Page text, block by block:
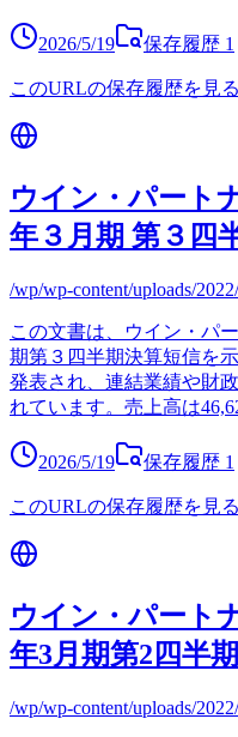
2026/5/19 保存履歴 1
このURLの保存履歴を見る
ウイン・パート
年３月期 第３四
/wp/wp-content/uploads/
この文書は、ウイン・パ
期第３四半期決算短信を
発表され、連結業績や財
れています。売上高は
2026/5/19 保存履歴 1
このURLの保存履歴を見る
ウイン・パート
年3月期第2四半
/wp/wp-content/uploads/